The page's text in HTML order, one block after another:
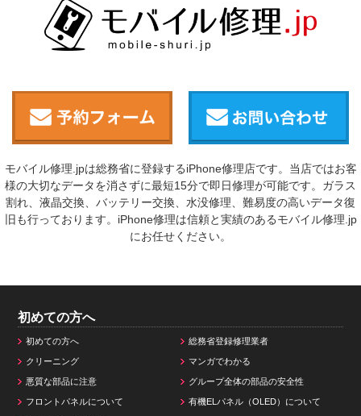
モバイル修理.jpは総務省に登録するiPhone修理店です。当店ではお客
様の大切なデータを消さずに最短15分で即日修理が可能です。ガラス
割れ、液晶交換、バッテリー交換、水没修理、難易度の高いデータ復
旧も行っております。iPhone修理は信頼と実績のあるモバイル修理.jp
にお任せください。
初めての方へ
初めての方へ 総務省登録修理業者
クリーニング マンガでわかる
悪質な部品に注意 グループ全体の部品の安全性
フロントパネルについて 有機ELパネル（OLED）について